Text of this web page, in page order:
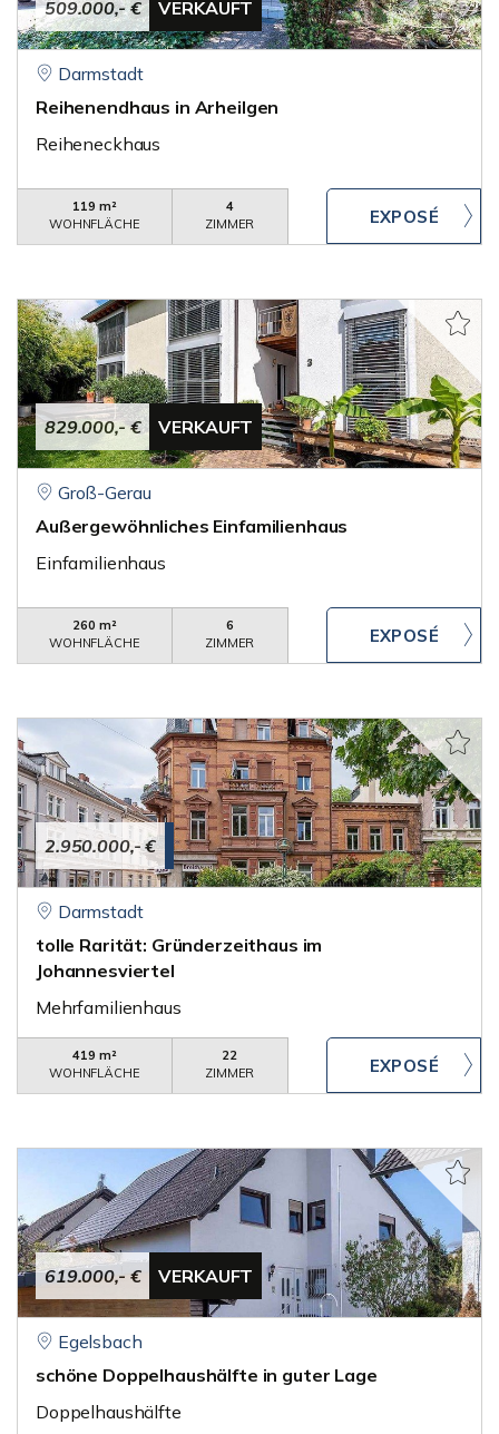
509.000,- € VERKAUFT
Darmstadt
Reihenendhaus in Arheilgen
Reiheneckhaus
119 m²
WOHNFLÄCHE
4
ZIMMER
829.000,- € VERKAUFT
Groß-Gerau
Außergewöhnliches Einfamilienhaus
Einfamilienhaus
260 m²
WOHNFLÄCHE
6
ZIMMER
2.950.000,- €
Darmstadt
tolle Rarität: Gründerzeithaus im
Johannesviertel
Mehrfamilienhaus
419 m²
WOHNFLÄCHE
22
ZIMMER
619.000,- € VERKAUFT
Egelsbach
schöne Doppelhaushälfte in guter Lage
Doppelhaushälfte